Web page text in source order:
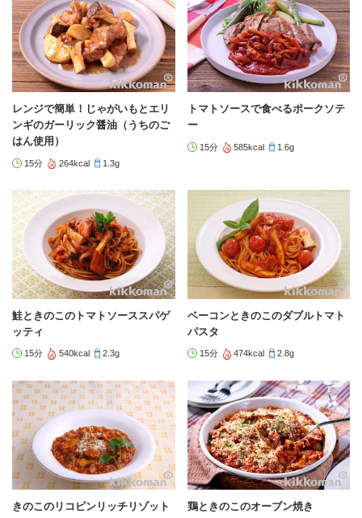
レンジで簡単！じゃがいもとエリ
ンギのガーリック醤油（うちのご
はん使用）
15分 264kcal 1.3g
トマトソースで食べるポークソテ
ー
15分 585kcal 1.6g
鮭ときのこのトマトソーススパゲ
ッティ
15分 540kcal 2.3g
ベーコンときのこのダブルトマト
パスタ
15分 474kcal 2.8g
きのこのリコピンリッチリゾット 鶏ときのこのオーブン焼き